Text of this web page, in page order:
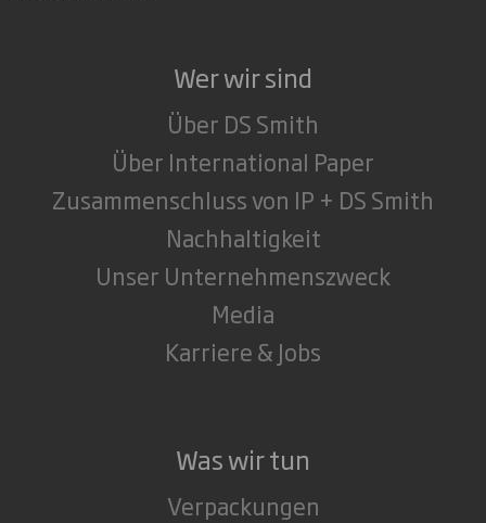
Wer wir sind
Über DS Smith
Über International Paper
Zusammenschluss von IP + DS Smith
Nachhaltigkeit
Unser Unternehmenszweck
Media
Karriere & Jobs
Was wir tun
Verpackungen